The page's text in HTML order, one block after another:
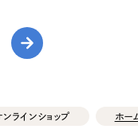
ラインショップ ホー